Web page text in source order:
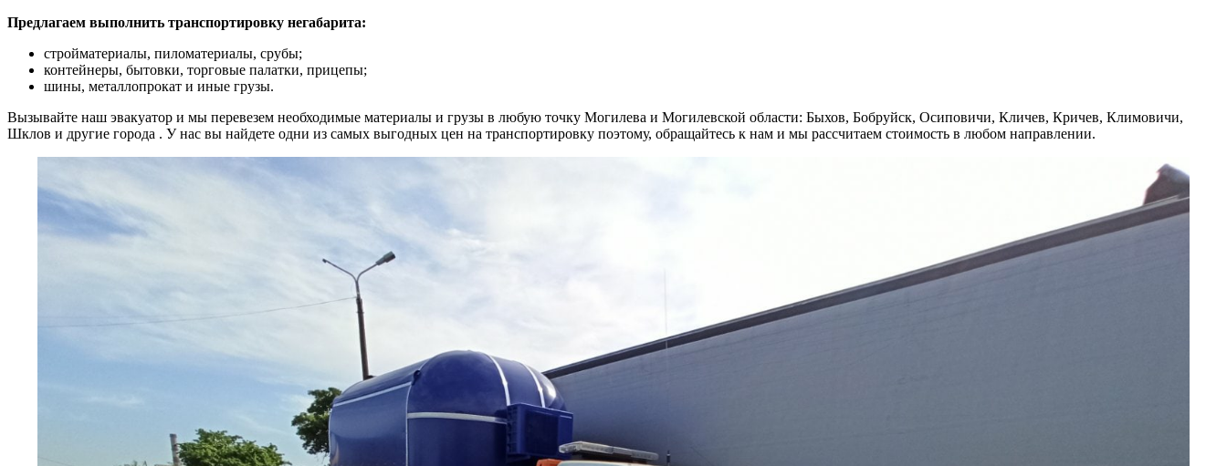
Предлагаем выполнить транспортировку негабарита:
стройматериалы, пиломатериалы, срубы;
контейнеры, бытовки, торговые палатки, прицепы;
шины, металлопрокат и иные грузы.
Вызывайте наш эвакуатор и мы перевезем необходимые материалы и грузы в любую точку Могилева и Могилевской области: Быхов, Бобруйск, Осиповичи, Кличев, Кричев, Климовичи,
Шклов и другие города . У нас вы найдете одни из самых выгодных цен на транспортировку поэтому, обращайтесь к нам и мы рассчитаем стоимость в любом направлении.